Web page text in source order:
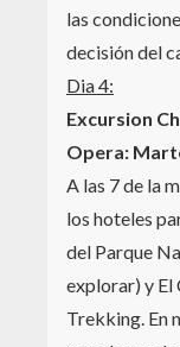
las
decisión del
Dia 4:
Excursion
Opera:
A las 7 de la
los hoteles
del Parque
explorar) y El
Trekking. En